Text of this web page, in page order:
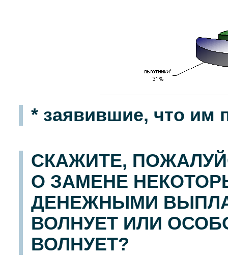
* заявившие, что им
СКАЖИТЕ,
О ЗАМЕНЕ
ДЕНЕЖНЫМИ
ВОЛНУЕТ ИЛИ
ВОЛНУЕТ?